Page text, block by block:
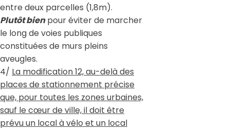
entre deux parcelles (1,8m).
Plutôt bienpour éviter de marcher
le long de voies publiques
constituées de murs pleins
aveugles.
4/ La modification 12, au-delà des
places de stationnement précise
que, pour toutes les zones urbaines,
sauf le cœur de ville, il doit être
prévu un local à vélo et un local